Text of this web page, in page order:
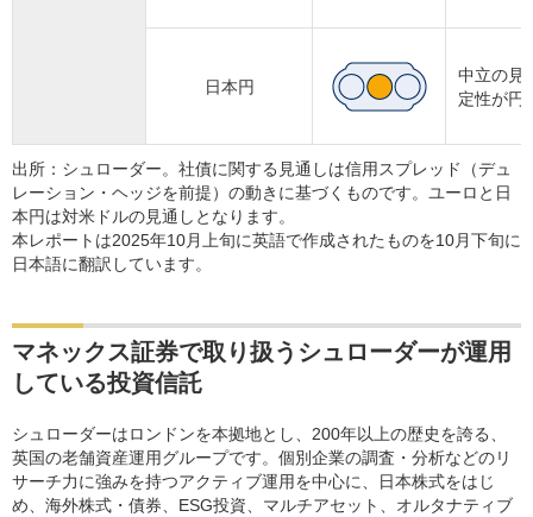
日本円
中立の見
定性が円
出所：シュローダー。社債に関する見通しは信用スプレッド（デュ
レーション・ヘッジを前提）の動きに基づくものです。ユーロと日
本円は対米ドルの見通しとなります。
本レポートは2025年10月上旬に英語で作成されたものを10月下旬に
日本語に翻訳しています。
マネックス証券で取り扱うシュローダーが運用
している投資信託
シュローダーはロンドンを本拠地とし、200年以上の歴史を誇る、
英国の老舗資産運用グループです。個別企業の調査・分析などのリ
サーチ力に強みを持つアクティブ運用を中心に、日本株式をはじ
め、海外株式・債券、ESG投資、マルチアセット、オルタナティブ